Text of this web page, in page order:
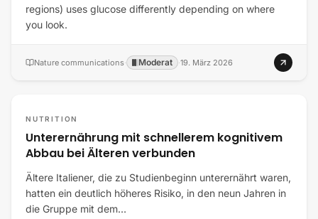
regions) uses glucose differently depending on where
you look.
Nature communications· Moderat ·19. März 2026
NUTRITION
Unterernährung mit schnellerem kognitivem
Abbau bei Älteren verbunden
Ältere Italiener, die zu Studienbeginn unterernährt waren,
hatten ein deutlich höheres Risiko, in den neun Jahren in
die Gruppe mit dem…